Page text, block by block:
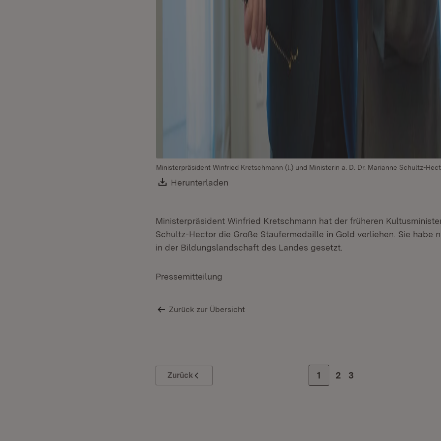
Ministerpräsident Winfried Kretschmann (l.) und Ministerin a. D. Dr. Marianne Schultz-
Download:
Herunterladen
Ministerpräsident Winfried Kretschmann hat der früheren
Schultz-Hector die Große Staufermedaille in Gold verliehen. Sie habe
in der Bildungslandschaft des Landes gesetzt.
Pressemitteilung
Zurück zur Übersicht
Zurück Zur Seite
1 Zur Seite
2 Zur letzten Seite
3